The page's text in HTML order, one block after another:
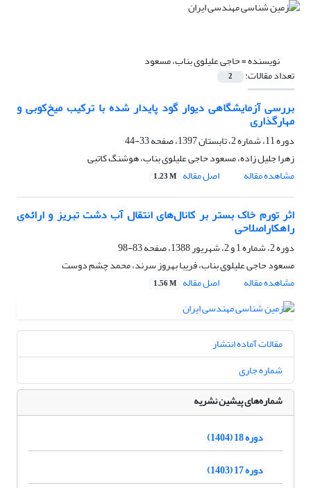
نویسنده =حاجی علیلوی بناب، مسعود
تعداد مقالات: 2
بررسی آزمایشگاهی دیوار گود پایدار شده با ترکیب میخ‌کوبی و
مهارگذاری
دوره 11، شماره 2، تابستان 1397، صفحه
33-44
زهرا جلیل زاده، مسعود حاجی علیلوی بناب، هوشنگ کاتبی
مشاهده مقاله
اصل مقاله 1.23 M
اثر تورم خاک بستر بر کانال‌های انتقال آب دشت تبریز و ارائه‌ی
راهکاراصلاحی
دوره 2، شماره 1 و 2، شهریور 1388، صفحه
83-98
مسعود حاجی علیلوی بناب، فریبا بهروز سرند، محمد چشم دوست
مشاهده مقاله
اصل مقاله 1.56 M
مقالات آماده انتشار
شماره جاری
شماره‌های پیشین نشریه
دوره 18 (1404)
دوره 17 (1403)